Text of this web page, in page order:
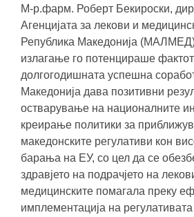
М-р.фарм. Роберт Бекироски,
Агенцијата за лекови и
Република Македонија
излагање го потенцираше
долгогодишната успешна
Македонија дава позитивни
остварување на националните
креирање политики за
македонските регулативи кон
барања на ЕУ, со цел да се
здравјето на подрачјето на
медицинските помагала преку
имплементација на